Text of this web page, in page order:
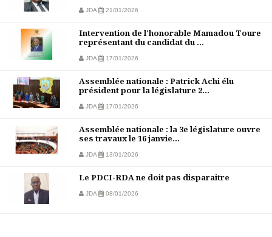
JDA 21/01/2026
Intervention de l'honorable Mamadou Toure
représentant du candidat du ...
JDA 17/01/2026
Assemblée nationale : Patrick Achi élu
président pour la législature 2...
JDA 17/01/2026
Assemblée nationale : la 3e législature ouvre
ses travaux le 16 janvie...
JDA 13/01/2026
Le PDCI-RDA ne doit pas disparaitre
JDA 08/01/2026